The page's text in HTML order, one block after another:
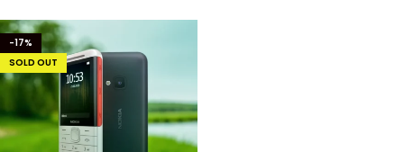
-17%
SOLD OUT